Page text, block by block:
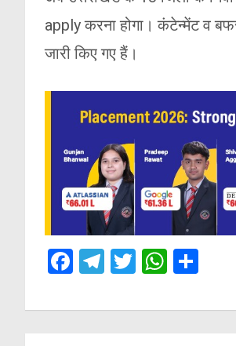
apply करना होगा। कंटेन्मेंट व
जारी किए गए हैं।
F
ce
T
e
T
tt
W
at ar